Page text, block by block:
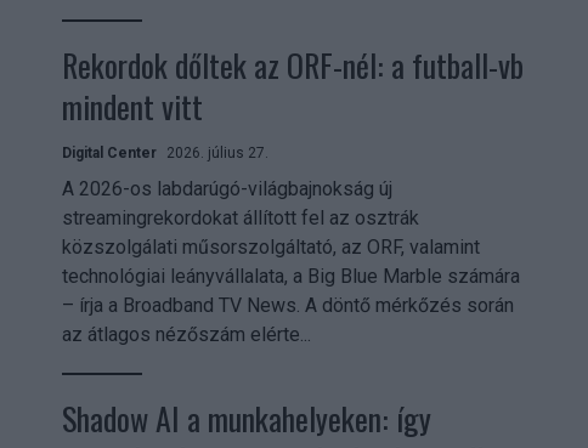
Rekordok dőltek az ORF-nél: a futball-vb
mindent vitt
Digital Center 2026. július 27.
A 2026-os labdarúgó-világbajnokság új
streamingrekordokat állított fel az osztrák
közszolgálati műsorszolgáltató, az ORF, valamint
technológiai leányvállalata, a Big Blue Marble számára
– írja a Broadband TV News. A döntő mérkőzés során
az átlagos nézőszám elérte...
Shadow AI a munkahelyeken: így